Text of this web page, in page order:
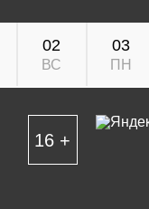
02
ВС
03
ПН
16 +